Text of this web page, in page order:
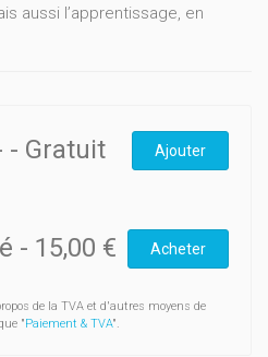
aussi l’apprentissage, en
- Gratuit Ajouter
- 15,00 € Acheter
de la TVA et d'autres moyens de
"Paiement & TVA".